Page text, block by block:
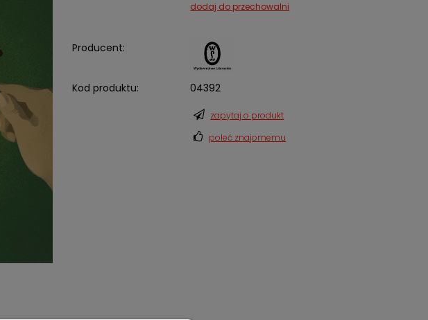
dodaj do przechowalni
Producent:
Kod produktu: 04392
zapytaj o produkt
poleć znajomemu